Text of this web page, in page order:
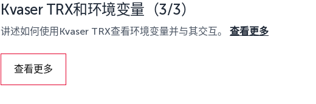
Kvaser TRX和环境变量（3/3）
讲述如何使用Kvaser TRX查看环境变量并与其交互。 查看更多
查看更多